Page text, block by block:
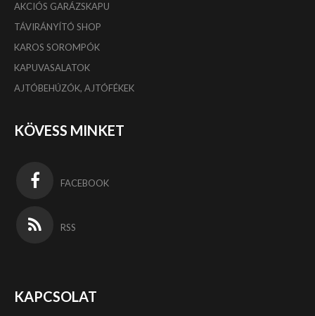
AKCIÓS GARÁZSKAPU
TÁVIRÁNYÍTÓ SHOP
KAROS SOROMPÓK
KAPUVASALATOK
AJTÓBEHÚZÓK, AJTÓFÉKEK
KÖVESS MINKET
FACEBOOK
RSS
KAPCSOLAT